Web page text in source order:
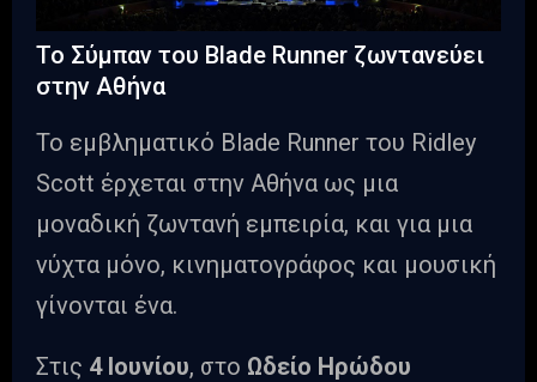
Το Σύμπαν του Blade Runner ζωντανεύει
στην Αθήνα
Το εμβληματικό Blade Runner του Ridley
Scott έρχεται στην Αθήνα ως μια
μοναδική ζωντανή εμπειρία, και για μια
νύχτα μόνο, κινηματογράφος και μουσική
γίνονται ένα.
Στις 4 Ιουνίου, στο Ωδείο Ηρώδου